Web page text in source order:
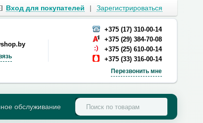
Вход для покупателей | Зарегистрироваться
+375 (17) 310-00-14
+375 (29) 384-70-08
+375 (25) 610-00-14
+375 (33) 316-00-14
Перезвонить мне
обслуживание